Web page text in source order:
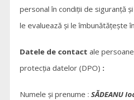
personal în condiţii de siguranţă
le evaluează şi le îmbunătăţeşte
Datele de contact ale
protecţia datelor (DPO) :
Numele şi prenume : SĂDEANU